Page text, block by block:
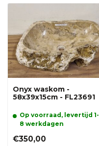
Onyx waskom -
58x39x15cm - FL23691
Op voorraad, levertijd 1-
8 werkdagen
€350,00